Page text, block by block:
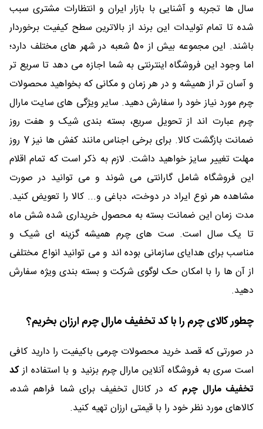
سال ها تجربه و آشنایی با بازار ایران و انتظارات مشتری سبب
شده تا تمام تولیدات این برند از بالاترین سطح کیفیت برخوردار
باشند. این مجموعه بیش از 50 شعبه در شهر های مختلف دارد؛
اما وجود این فروشگاه اینترنتی به شما اجازه می دهد تا سریع تر
و آسان تر از همیشه و در هر زمان و مکانی که بخواهید محصولات
چرم مورد نیاز خود را سفارش دهید. سایر ویژگی های سایت مارال
چرم عبارت اند از تحویل سریع، بسته بندی شیک و هفت روز
ضمانت بازگشت کالا. برای برخی اجناس مانند کفش ها نیز 7 روز
مهلت تغییر سایز خواهید داشت. لازم به ذکر است که تمام اقلام
این فروشگاه شامل گارانتی می شوند و می توانید در صورت
مشاهده هر نوع ایراد در دوخت، دباغی و... کالا را تعویض کنید.
مدت زمان این ضمانت بسته به محصول خریداری شده شش ماه
تا یک سال است. ست های چرم همیشه گزینه ای شیک و
مناسب برای هدایای سازمانی بوده اند و می توانید انواع مختلفی
از آن ها را با امکان حک لوگوی شرکت و بسته بندی ویژه سفارش
دهید.
چطور کالای چرم را با کد تخفیف مارال چرم ارزان بخریم؟
در صورتی که قصد خرید محصولات چرمی باکیفیت را دارید کافی
است سری به فروشگاه آنلاین مارال چرم بزنید و با استفاده ازکد
تخفیف مارال چرم که در کانال تخفیف برای شما فراهم شده،
کالاهای مورد نظر خود را با قیمتی ارزان تهیه کنید.